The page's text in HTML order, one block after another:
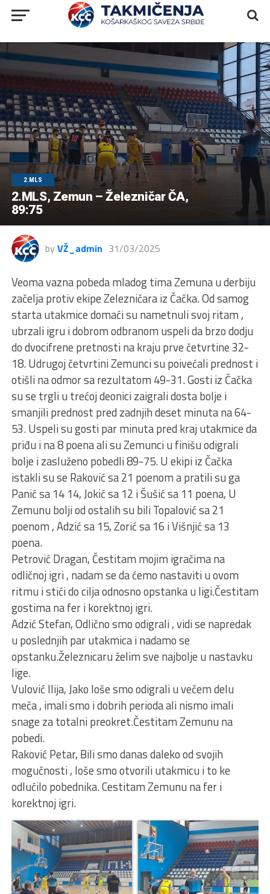
2.MLS
2.MLS, Zemun – Železničar ČA,
89:75
by VŽ_admin 31/03/2025
Veoma vazna pobeda mladog tima Zemuna u derbiju
začelja protiv ekipe Zelezničara iz Čačka. Od samog
starta utakmice domaći su nametnuli svoj ritam ,
ubrzali igru i dobrom odbranom uspeli da brzo dodju
do dvocifrene pretnosti na kraju prve četvrtine 32-
18. Udrugoj četvrtini Zemunci su poivećali prednost i
otišli na odmor sa rezultatom 49-31. Gosti iz Čačka
su se trgli u trećoj deonici zaigrali dosta bolje i
smanjili prednost pred zadnjih deset minuta na 64-
53. Uspeli su gosti par minuta pred kraj utakmice da
priđu i na 8 poena ali su Zemunci u finišu odigrali
bolje i zasluženo pobedli 89-75. U ekipi iz Čačka
istakli su se Raković sa 21 poenom a pratili su ga
Panić sa 14 14, Jokić sa 12 i Šušić sa 11 poena, U
Zemunu bolji od ostalih su bili Topalović sa 21
poenom , Adzić sa 15, Zorić sa 16 i Višnjić sa 13
poena.
Petrović Dragan, Čestitam mojim igračima na
odličnoj igri , nadam se da ćemo nastaviti u ovom
ritmu i stići do cilja odnosno opstanka u ligi.Čestitam
gostima na fer i korektnoj igri.
Adzić Stefan, Odlično smo odigrali , vidi se napredak
u poslednjih par utakmica i nadamo se
opstanku.Železnicaru želim sve najbolje u nastavku
lige.
Vulović Ilija, Jako loše smo odigrali u večem delu
meča , imali smo i dobrih perioda ali nismo imali
snage za totalni preokret.Čestitam Zemunu na
pobedi.
Raković Petar, Bili smo danas daleko od svojih
mogučnosti , loše smo otvorili utakmicu i to ke
odlućilo pobednika. Cestitam Zemunu na fer i
korektnoj igri.